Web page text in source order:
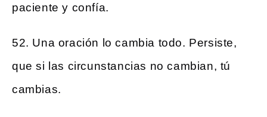
paciente y confía.
52. Una oración lo cambia todo. Persiste,
que si las circunstancias no cambian, tú
cambias.